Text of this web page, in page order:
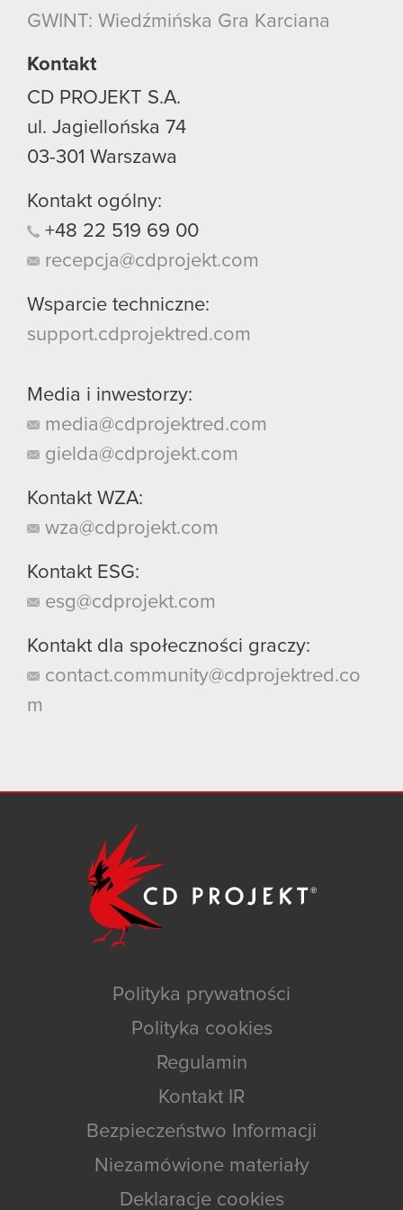
używanie plików cookie.
GWINT: Wiedźmińska Gra Karciana
Kontakt
CD PROJEKT S.A.
ul. Jagiellońska 74
03-301 Warszawa
Kontakt ogólny:
+48 22 519 69 00
recepcja@cdprojekt.com
Wsparcie techniczne:
support.cdprojektred.com
Media i inwestorzy:
media@cdprojektred.com
gielda@cdprojekt.com
Kontakt WZA:
wza@cdprojekt.com
Kontakt ESG:
esg@cdprojekt.com
Kontakt dla społeczności graczy:
contact.community@cdprojektred.co
m
Polityka prywatności
Polityka cookies
Regulamin
Kontakt IR
Bezpieczeństwo Informacji
Niezamówione materiały
Deklaracje cookies